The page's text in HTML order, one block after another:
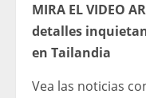
MIRA EL VIDEO
detalles
en Tailandia
Vea las noticias